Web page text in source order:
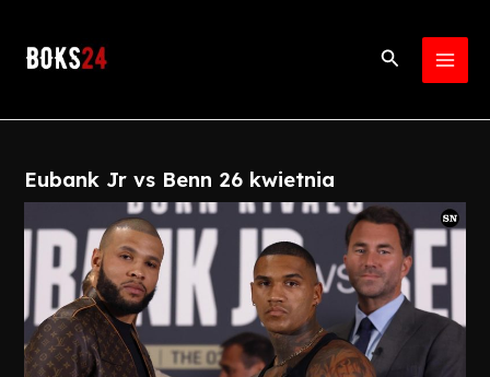
content
Search
Eubank Jr vs Benn 26 kwietnia